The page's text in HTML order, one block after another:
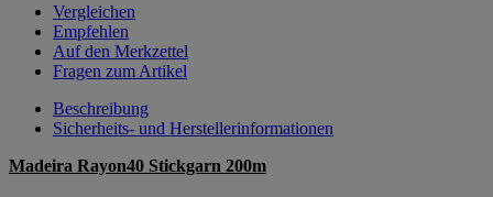
Vergleichen
Empfehlen
Auf den Merkzettel
Fragen zum Artikel
Beschreibung
Sicherheits- und Herstellerinformationen
Madeira Rayon40 Stickgarn 200m